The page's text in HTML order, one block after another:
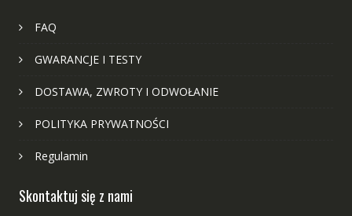
FAQ
GWARANCJE I TESTY
DOSTAWA, ZWROTY I ODWOŁANIE
POLITYKA PRYWATNOŚCI
Regulamin
Skontaktuj się z nami